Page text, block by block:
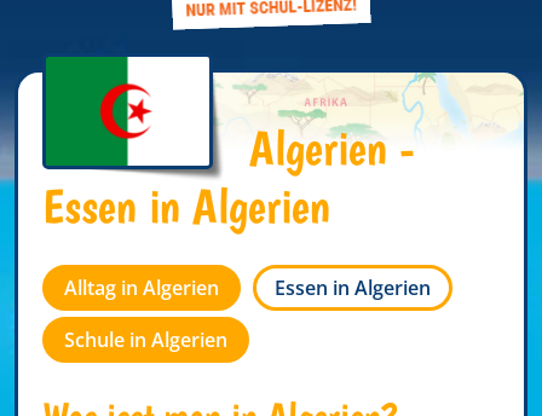
Algerien -
Essen in Algerien
Alltag in Algerien
Essen in Algerien
Schule in Algerien